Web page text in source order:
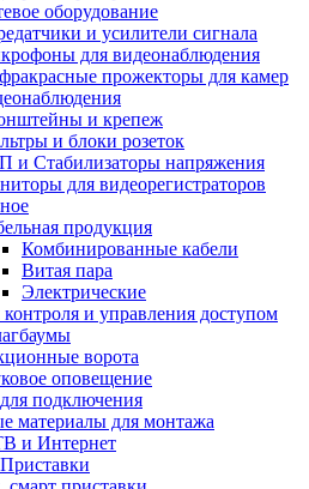
оборудование
и усилители сигнала
для видеонаблюдения
прожекторы для камер
и крепеж
и блоки розеток
и Стабилизаторы напряжения
для видеорегистраторов
продукция
Комбинированные кабели
Витая пара
Электрические
и управления доступом
ворота
оповещение
подключения
материалы для монтажа
и Интернет